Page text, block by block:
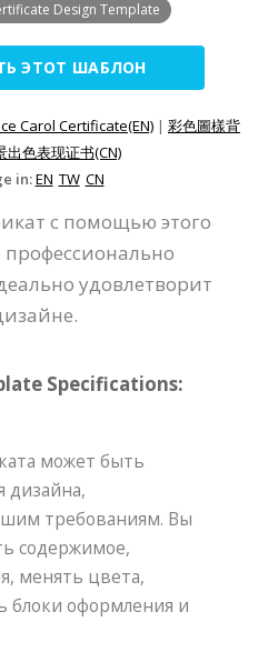
Design Template
ЭТОТ ШАБЛОН
Carol Certificate(EN) | 彩色圖樣背
出色表现证书(CN)
in:EN TW CN
с помощью этого
удовлетворит
Specifications:
может быть
дизайна,
требованиям. Вы
содержимое,
менять цвета,
блоки оформления и